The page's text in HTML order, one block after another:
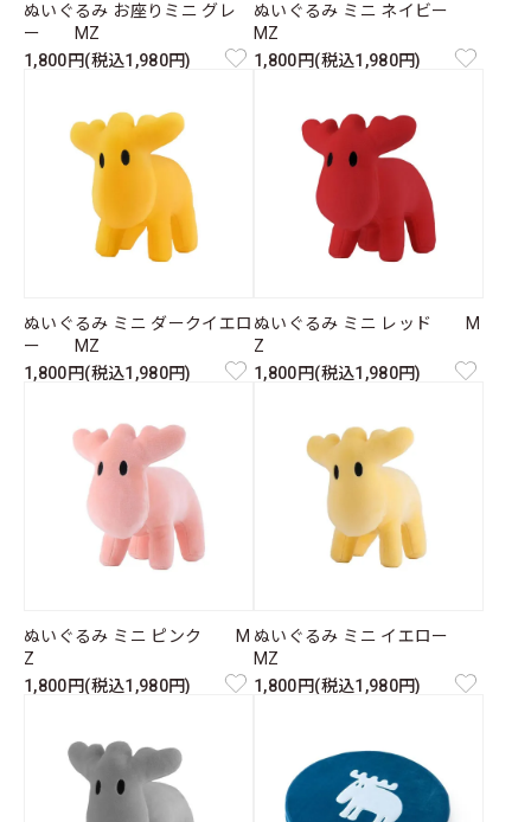
ぬいぐるみ お座りミニ グレ
ー MZ
1,800円(税込1,980円)
ぬいぐるみ ミニ ネイビー
MZ
1,800円(税込1,980円)
ぬいぐるみ ミニ ダークイエロ
ー MZ
1,800円(税込1,980円)
ぬいぐるみ ミニ レッド M
Z
1,800円(税込1,980円)
ぬいぐるみ ミニ ピンク M
Z
1,800円(税込1,980円)
ぬいぐるみ ミニ イエロー
MZ
1,800円(税込1,980円)